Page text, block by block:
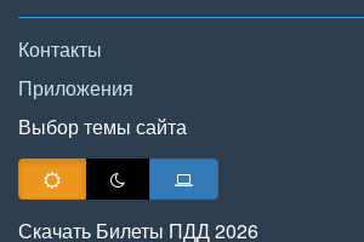
Контакты
Приложения
Выбор темы сайта
Скачать Билеты ПДД 2026